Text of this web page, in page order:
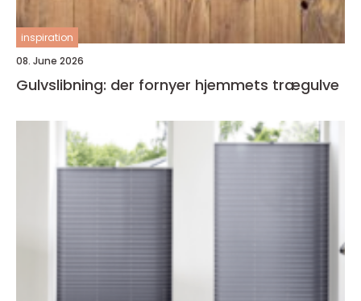
inspiration
08. June 2026
Gulvslibning: der fornyer hjemmets trægulve